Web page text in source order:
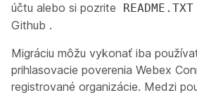
účtu alebo si pozrite
Github .
Migráciu môžu vykonať iba
prihlasovacie poverenia Webex
registrované organizácie. Medzi